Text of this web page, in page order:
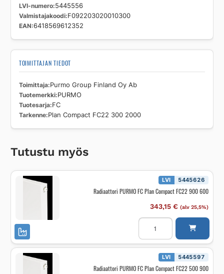
LVI-numero 5445556
Valmistajakoodi F092203020010300
EAN 6418569612352
TOIMITTAJAN TIEDOT
Toimittaja Purmo Group Finland Oy Ab
Tuotemerkki PURMO
Tuotesarja FC
Tarkenne Plan Compact FC22 300 2000
Tutustu myös
LVI 5445626
Radiaattori PURMO FC Plan Compact FC22 900 600
343,15 € (alv 25,5%)
Radiaattori
PURMO
Plan
Compact
600
LVI 5445597
Radiaattori PURMO FC Plan Compact FC22 500 900